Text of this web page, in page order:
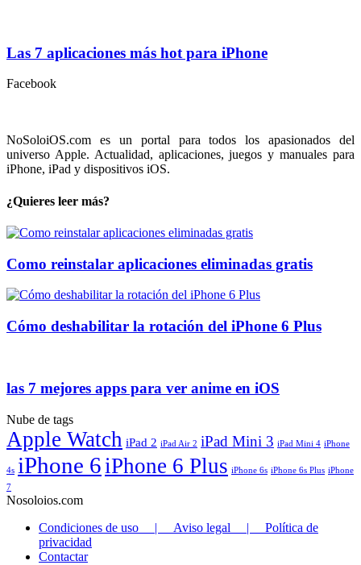
Las 7 aplicaciones más hot para iPhone
Facebook
NoSoloiOS.com es un portal para todos los apasionados del
universo Apple. Actualidad, aplicaciones, juegos y manuales para
iPhone, iPad y dispositivos iOS.
¿Quieres leer más?
Como reinstalar aplicaciones eliminadas gratis
Cómo deshabilitar la rotación del iPhone 6 Plus
las 7 mejores apps para ver anime en iOS
Nube de tags
Apple Watch iPad 2 iPad Air 2 iPad Mini 3 iPad Mini 4 iPhone
4s iPhone 6iPhone 6 Plus iPhone 6s iPhone 6s Plus iPhone
7
Nosoloios.com
Condiciones de uso | Aviso legal | Política de
privacidad
Contactar